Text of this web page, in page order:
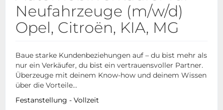
Neufahrzeuge (m/w/d)
Opel, Citroën, KIA, MG
Baue starke Kundenbeziehungen auf – du bist mehr als
nur ein Verkäufer, du bist ein vertrauensvoller Partner.
Überzeuge mit deinem Know-how und deinem Wissen
über die Vorteile...
Festanstellung - Vollzeit